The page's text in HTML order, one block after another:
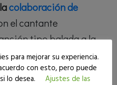
colaboración de
el cantante
tipo balada a la
la calidad que exigen
para que pudiera ser
para mejorar su experiencia.
con esto, pero puede
lo desea.
Ajustes de las